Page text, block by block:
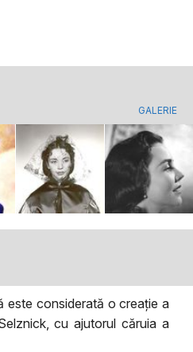
GALERIE
este considerată o creație a
cu ajutorul căruia a